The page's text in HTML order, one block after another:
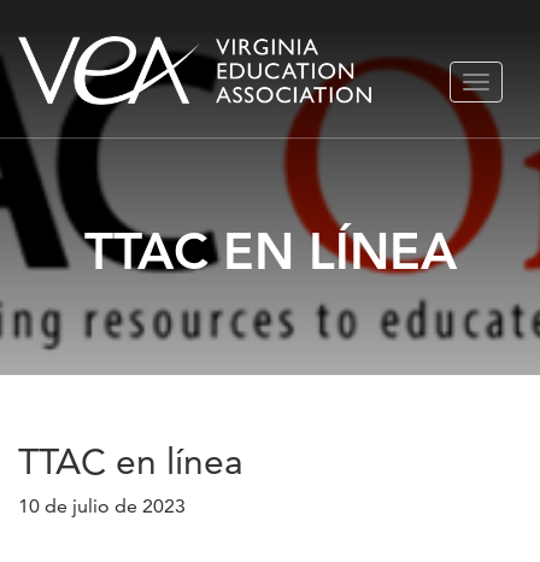
Ir
contenido
TTAC EN LÍNEA
TTAC en línea
10 de julio de 2023